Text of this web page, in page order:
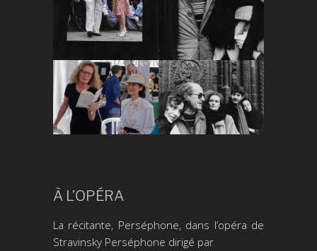
À L’OPÉRA
La récitante, Perséphone, dans l’opéra de
Stravinsky Perséphone dirigé par